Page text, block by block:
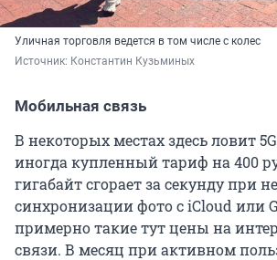
Уличная торговля ведется в том числе с колес
Источник: Константин Кузьминых
Мобильная связь
В некоторых местах здесь ловит
иногда купленный тариф на 400
гигабайт сгорает за секунду при
синхронизации фото c iCloud или
примерно такие тут цены на
связи. В месяц при активном